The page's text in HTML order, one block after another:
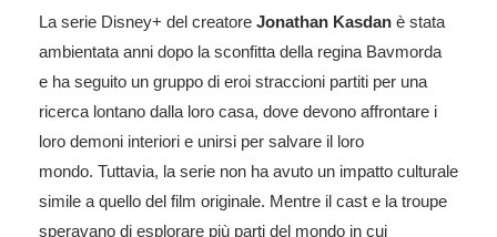
La serie Disney+ del creatore Jonathan Kasdan è stata
ambientata anni dopo la sconfitta della regina Bavmorda
e ha seguito un gruppo di eroi straccioni partiti per una
ricerca lontano dalla loro casa, dove devono affrontare i
loro demoni interiori e unirsi per salvare il loro
mondo. Tuttavia, la serie non ha avuto un impatto culturale
simile a quello del film originale. Mentre il cast e la troupe
speravano di esplorare più parti del mondo in cui